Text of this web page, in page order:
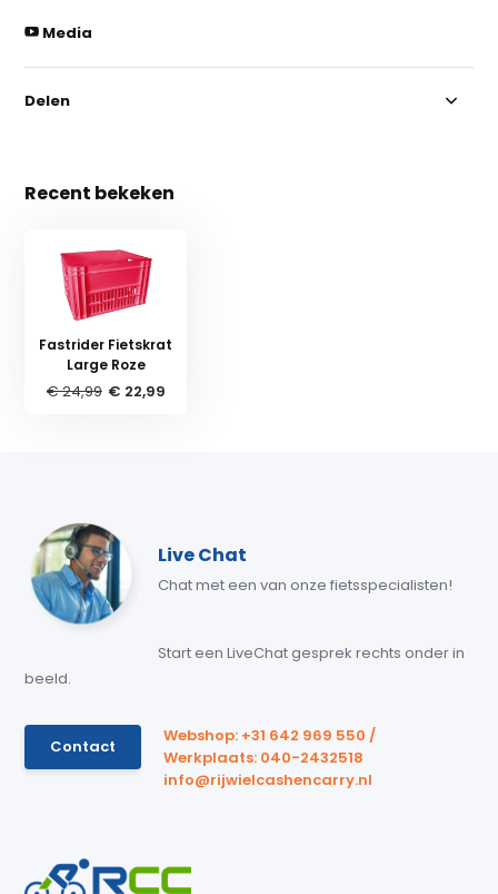
Media
Delen
Recent bekeken
Fastrider Fietskrat
Large Roze
€ 24,99 € 22,99
Live Chat
Chat met een van onze fietsspecialisten!
Start een LiveChat gesprek rechts onder in
beeld.
Contact
Webshop: +31 642 969 550 /
Werkplaats: 040-2432518
info@rijwielcashencarry.nl